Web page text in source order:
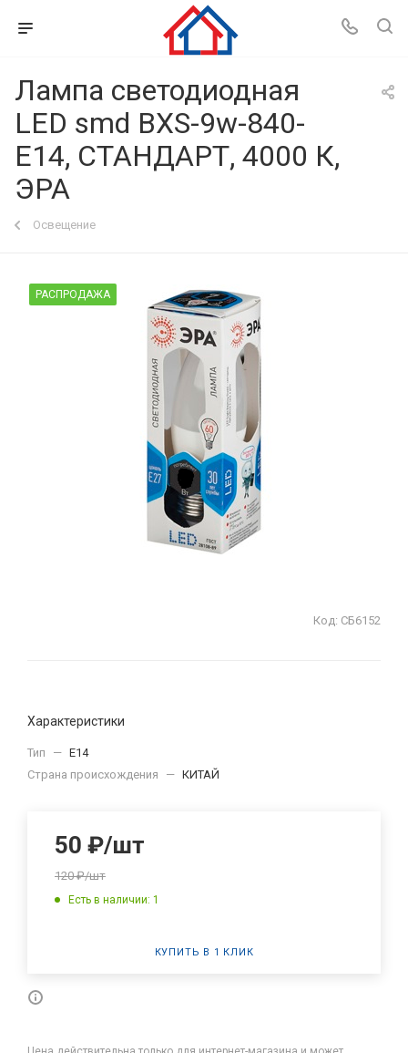
Лампа светодиодная
LED smd BXS-9w-840-
E14, СТАНДАРТ, 4000 К,
ЭРА
Освещение
РАСПРОДАЖА
Код: СБ6152
Характеристики
Тип — E14
Страна происхождения
— КИТАЙ
50 ₽/шт
120₽/шт
Есть в наличии: 1
КУПИТЬ В 1 КЛИК